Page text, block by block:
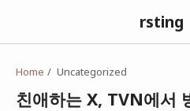
rsting
Home Uncategorized
친애하는 X, TVN에서